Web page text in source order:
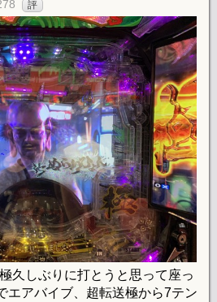
評
久しぶりに打とうと思って座っ
エアバイブ、超転送極から7テン